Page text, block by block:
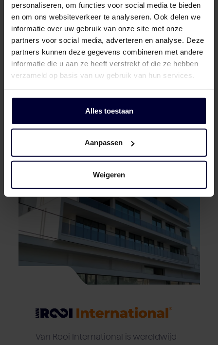
personaliseren, om functies voor social media te bieden
en om ons websiteverkeer te analyseren. Ook delen we
informatie over uw gebruik van onze site met onze
partners voor social media, adverteren en analyse. Deze
partners kunnen deze gegevens combineren met andere
informatie die u aan ze heeft verstrekt of die ze hebben
verzameld op basis van uw gebruik van hun services.
Alles toestaan
Aanpassen
Weigeren
Roggedijk 4
5704 RH Helmond, NL
info-
retailfoodservice@vanrooi.com
Van Rooi International is wereldwijd